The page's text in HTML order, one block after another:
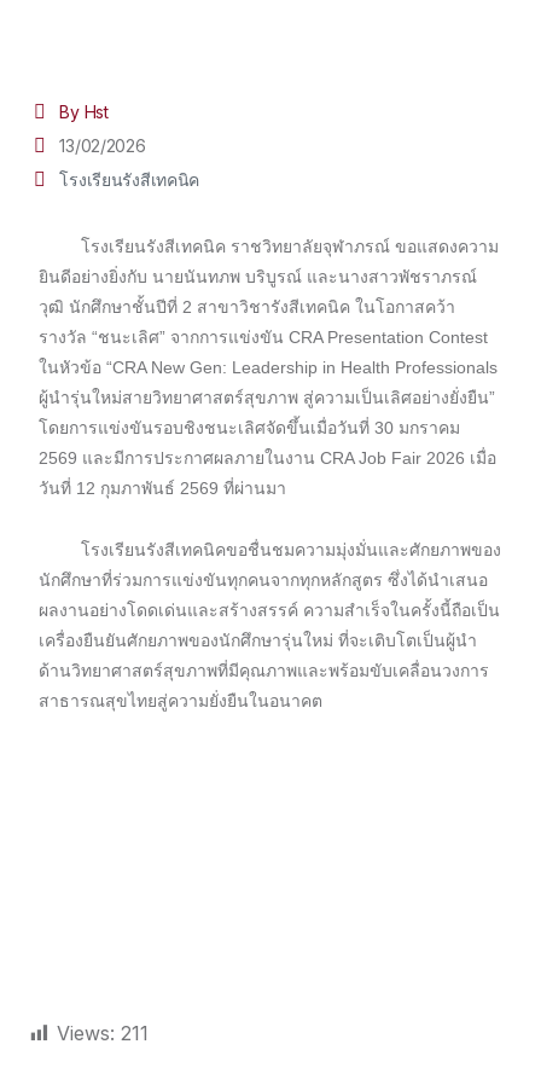
By Hst
13/02/2026
โรงเรียนรังสีเทคนิค
โรงเรียนรังสีเทคนิค ราชวิทยาลัยจุฬาภรณ์ ขอแสดงความ
ยินดีอย่างยิ่งกับ นายนันทภพ บริบูรณ์ และนางสาวพัชราภรณ์
วุฒิ นักศึกษาชั้นปีที่ 2 สาขาวิชารังสีเทคนิค ในโอกาสคว้า
รางวัล “ชนะเลิศ” จากการแข่งขัน CRA Presentation Contest
ในหัวข้อ “CRA New Gen: Leadership in Health Professionals
ผู้นำรุ่นใหม่สายวิทยาศาสตร์สุขภาพ สู่ความเป็นเลิศอย่างยั่งยืน”
โดยการแข่งขันรอบชิงชนะเลิศจัดขึ้นเมื่อวันที่ 30 มกราคม
2569 และมีการประกาศผลภายในงาน CRA Job Fair 2026 เมื่อ
วันที่ 12 กุมภาพันธ์ 2569 ที่ผ่านมา
โรงเรียนรังสีเทคนิคขอชื่นชมความมุ่งมั่นและศักยภาพของ
นักศึกษาที่ร่วมการแข่งขันทุกคนจากทุกหลักสูตร ซึ่งได้นำเสนอ
ผลงานอย่างโดดเด่นและสร้างสรรค์ ความสำเร็จในครั้งนี้ถือเป็น
เครื่องยืนยันศักยภาพของนักศึกษารุ่นใหม่ ที่จะเติบโตเป็นผู้นำ
ด้านวิทยาศาสตร์สุขภาพที่มีคุณภาพและพร้อมขับเคลื่อนวงการ
สาธารณสุขไทยสู่ความยั่งยืนในอนาคต
Views: 211